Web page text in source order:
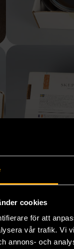
cookies
för att
vår trafik. Vi
annons- och